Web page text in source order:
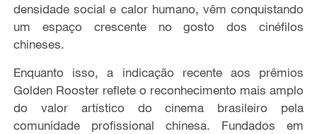
densidade social e calor humano, vêm conquistando
um espaço crescente no gosto dos cinéfilos
chineses.
Enquanto isso, a indicação recente aos prêmios
Golden Rooster reflete o reconhecimento mais amplo
do valor artístico do cinema brasileiro pela
comunidade profissional chinesa. Fundados em